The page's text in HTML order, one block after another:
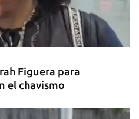
Figuera para
el chavismo